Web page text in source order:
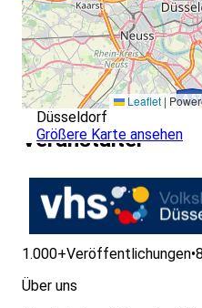
Leaflet |
Düsseldorf
Größere Karte ansehen
Veranstalter
1.000+Veröffentlichungen•
Über uns